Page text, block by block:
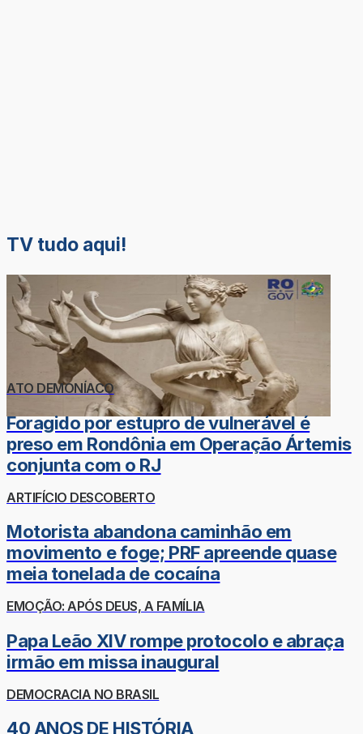
TV tudo aqui!
ATO DEMONÍACO
Foragido por estupro de vulnerável é
preso em Rondônia em Operação Ártemis
conjunta com o RJ
ARTIFÍCIO DESCOBERTO
Motorista abandona caminhão em
movimento e foge; PRF apreende quase
meia tonelada de cocaína
EMOÇÃO: APÓS DEUS, A FAMÍLIA
Papa Leão XIV rompe protocolo e abraça
irmão em missa inaugural
DEMOCRACIA NO BRASIL
40 ANOS DE HISTÓRIA